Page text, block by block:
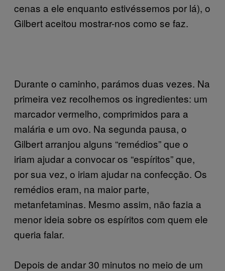
cenas a ele enquanto estivéssemos por lá), o
Gilbert aceitou mostrar-nos como se faz.
Durante o caminho, parámos duas vezes. Na
primeira vez recolhemos os ingredientes: um
marcador vermelho, comprimidos para a
malária e um ovo. Na segunda pausa, o
Gilbert arranjou alguns “remédios” que o
iriam ajudar a convocar os “espíritos” que,
por sua vez, o iriam ajudar na confecção. Os
remédios eram, na maior parte,
metanfetaminas. Mesmo assim, não fazia a
menor ideia sobre os espíritos com quem ele
queria falar.
Depois de andar 30 minutos no meio de um